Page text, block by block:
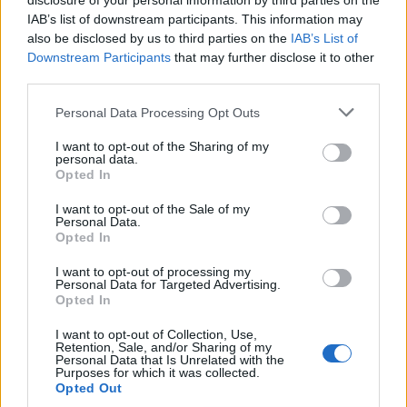
IAB’s list of downstream participants. This information may
also be disclosed by us to third parties on the IAB’s List of
Downstream Participants that may further disclose it to other
Personal Data Processing Opt Outs
I want to opt-out of the Sharing of my
personal data.
Opted In
I want to opt-out of the Sale of my
Personal Data.
Opted In
I want to opt-out of processing my
Personal Data for Targeted Advertising.
Opted In
I want to opt-out of Collection, Use,
Retention, Sale, and/or Sharing of my
Personal Data that Is Unrelated with the
Purposes for which it was collected.
Opted Out
shumë, nuk ndalemi”
e Mbrojtjes: Nëntë vatra
nën monitorim, zonat e
banuara jashtë rrezikut
Protesta e dytë në
Memaliaj kundër reformës
territoriale, banorët
Tepelenën
Protesta e 69 kundër
qeverisë/ Qytetarët
kërkojnë dorëheqjen e
Ramës, nis grumbullimi në
Sokol Hoxha ekstradohet
në Shqipëri, Ambasada
Amerikane: SHBA nuk